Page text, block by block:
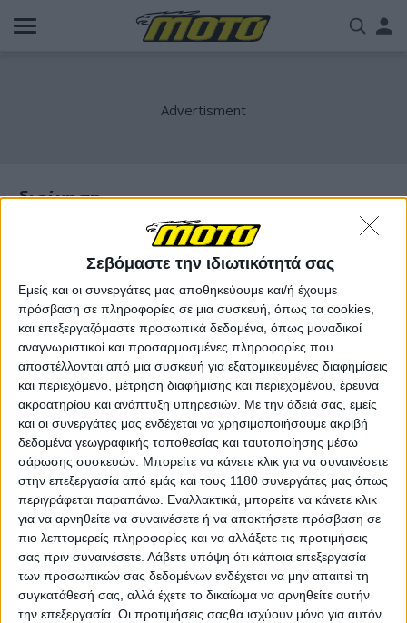
Σεβόμαστε την ιδιωτικότητά σας
Εμείς και οι συνεργάτες μας αποθηκεύουμε και/ή έχουμε
πρόσβαση σε πληροφορίες σε μια συσκευή, όπως τα cookies,
και επεξεργαζόμαστε προσωπικά δεδομένα, όπως μοναδικοί
αναγνωριστικοί και προσαρμοσμένες πληροφορίες που
αποστέλλονται από μια συσκευή για εξατομικευμένες διαφημίσεις
και περιεχόμενο, μέτρηση διαφήμισης και περιεχομένου, έρευνα
ακροατηρίου και ανάπτυξη υπηρεσιών. Με την άδειά σας, εμείς
και οι συνεργάτες μας ενδέχεται να χρησιμοποιήσουμε ακριβή
δεδομένα γεωγραφικής τοποθεσίας και ταυτοποίησης μέσω
σάρωσης συσκευών. Μπορείτε να κάνετε κλικ για να συναινέσετε
στην επεξεργασία από εμάς και τους 1180 συνεργάτες μας όπως
περιγράφεται παραπάνω. Εναλλακτικά, μπορείτε να κάνετε κλικ
για να αρνηθείτε να συναινέσετε ή να αποκτήσετε πρόσβαση σε
πιο λεπτομερείς πληροφορίες και να αλλάξετε τις προτιμήσεις
σας πριν συναινέσετε. Λάβετε υπόψη ότι κάποια επεξεργασία
των προσωπικών σας δεδομένων ενδέχεται να μην απαιτεί τη
συγκατάθεσή σας, αλλά έχετε το δικαίωμα να αρνηθείτε αυτήν
την επεξεργασία. Οι προτιμήσεις σαςθα ισχύουν μόνο για αυτόν
Παράκαμψη
προς
διοίκηση
Αφιερώματα 5/8/2025
KTM Αποκλειστικό: Όλο το παρασκήνιο της
κατάρρευσης - Συνέντευξη Gottfried Neumeister,
Νέος CEO KTM AG!
Για πρώτη φορά και αποκλειστικά, το παρασκήνιο πίσω από
την ιστορία της επανεκκίνησης της KTM, από τον άνθρωπο
που την έκανε πραγματικότητα. Ο Gottfried Neumeister έδωσε
μία αποκλειστική συνέντευξη...